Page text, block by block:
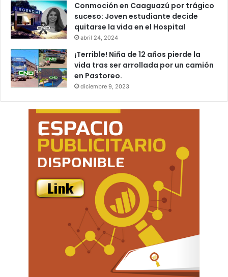
Conmoción en Caaguazú por trágico
suceso: Joven estudiante decide
quitarse la vida en el Hospital
abril 24, 2024
¡Terrible! Niña de 12 años pierde la
vida tras ser arrollada por un camión
en Pastoreo.
diciembre 9, 2023